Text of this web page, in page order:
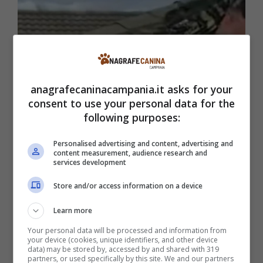
Enorme varano tra le mani – Anagrafecaninacampania.it
Per chi non lo sapesse, il varano è un genere
di rettili squamati e vengono definiti come le
lucertole più grandi del mondo.
famosa è probabilmente il drago di Komodo
che può raggiungere anche i tre metri di
anagrafecaninacampania.it asks for your
consent to use your personal data for the
following purposes:
Personalised advertising and content, advertising and
content measurement, audience research and
services development
Store and/or access information on a device
Learn more
Your personal data will be processed and information from
your device (cookies, unique identifiers, and other device
data) may be stored by, accessed by and shared with 319
partners, or used specifically by this site. We and our partners